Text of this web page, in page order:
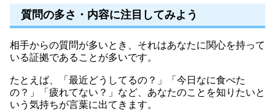
質問の多さ・内容に注目してみよう
相手からの質問が多いとき、それはあなたに関心を持って
いる証拠であることが多いです。
たとえば、「最近どうしてるの？」「今日なに食べた
の？」「疲れてない？」など、あなたのことを知りたいと
いう気持ちが言葉に出てきます。